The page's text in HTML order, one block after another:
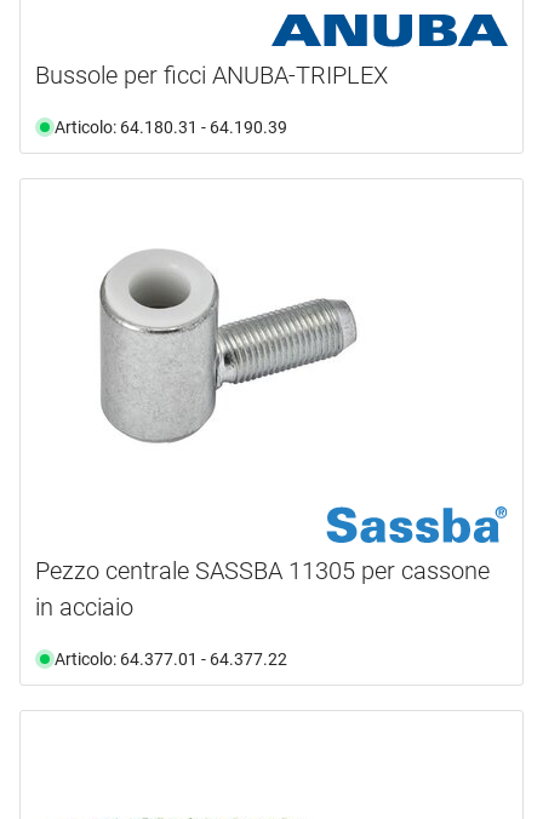
Bussole per ficci ANUBA-TRIPLEX
Articolo: 64.180.31 - 64.190.39
Pezzo centrale SASSBA 11305 per cassone
in acciaio
Articolo: 64.377.01 - 64.377.22